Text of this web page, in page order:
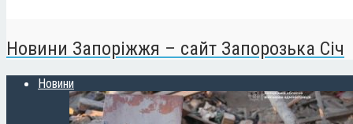
Новини Запоріжжя – сайт Запорозька Січ
Новини